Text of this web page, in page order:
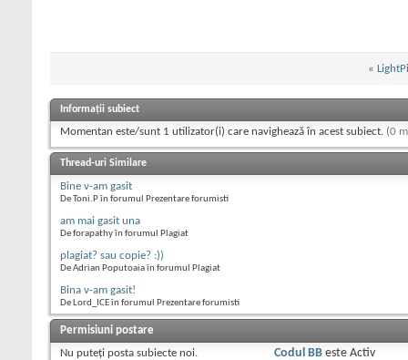
«
Informații subiect
Momentan este/sunt 1 utilizator(i) care navighează în acest subiect. (0
Thread-uri Similare
Bine v-am gasit
De Toni.P în forumul Prezentare forumisti
am mai gasit una
De forapathy în forumul Plagiat
plagiat? sau copie? :))
De Adrian Poputoaia în forumul Plagiat
Bina v-am gasit!
De Lord_ICE în forumul Prezentare forumisti
Permisiuni postare
Nu puteţi posta subiecte noi.
Codul BBeste Activ